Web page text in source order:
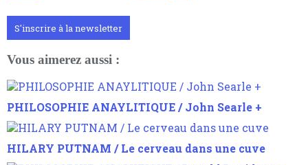
S'inscrire à la newsletter
Vous aimerez aussi :
PHILOSOPHIE ANAYLITIQUE / John Searle +
HILARY PUTNAM / Le cerveau dans une cuve